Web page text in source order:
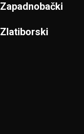
Zapadnobački
Zlatiborski